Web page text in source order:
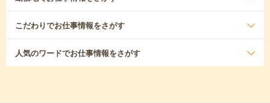
こだわりでお仕事情報をさがす
人気のワードでお仕事情報をさがす